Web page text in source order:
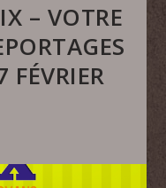
– VOTRE